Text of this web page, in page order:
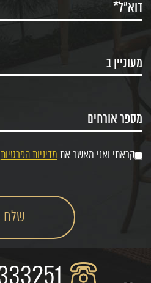
קראתי ואני מאשר את מדיניות הפרטיות